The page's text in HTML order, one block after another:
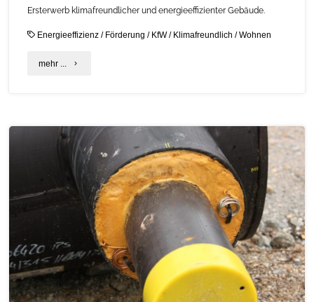
Ersterwerb klimafreundlicher und energieeffizienter Gebäude.
Energieeffizienz / Förderung / KfW/ Klimafreundlich /Wohnen
mehr ... "Förderung
Neubauten
März
2023"